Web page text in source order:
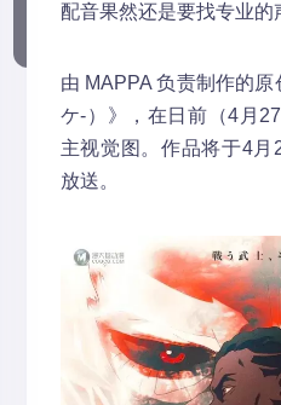
配音果然还是要找专业的
由 MAPPA 负责制作的
ケ-）》，在日前（4月
主视觉图。作品将于4
放送。